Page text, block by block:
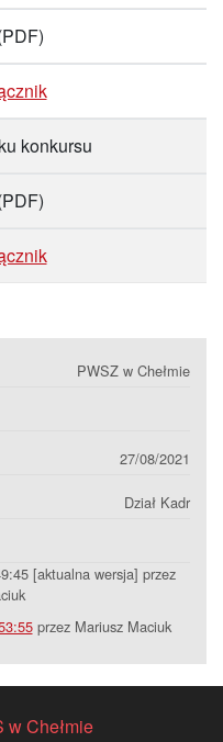
konkursu
PWSZ w Chełmie
27/08/2021
Dział Kadr
[aktualna wersja] przez
przez Mariusz Maciuk
w Chełmie